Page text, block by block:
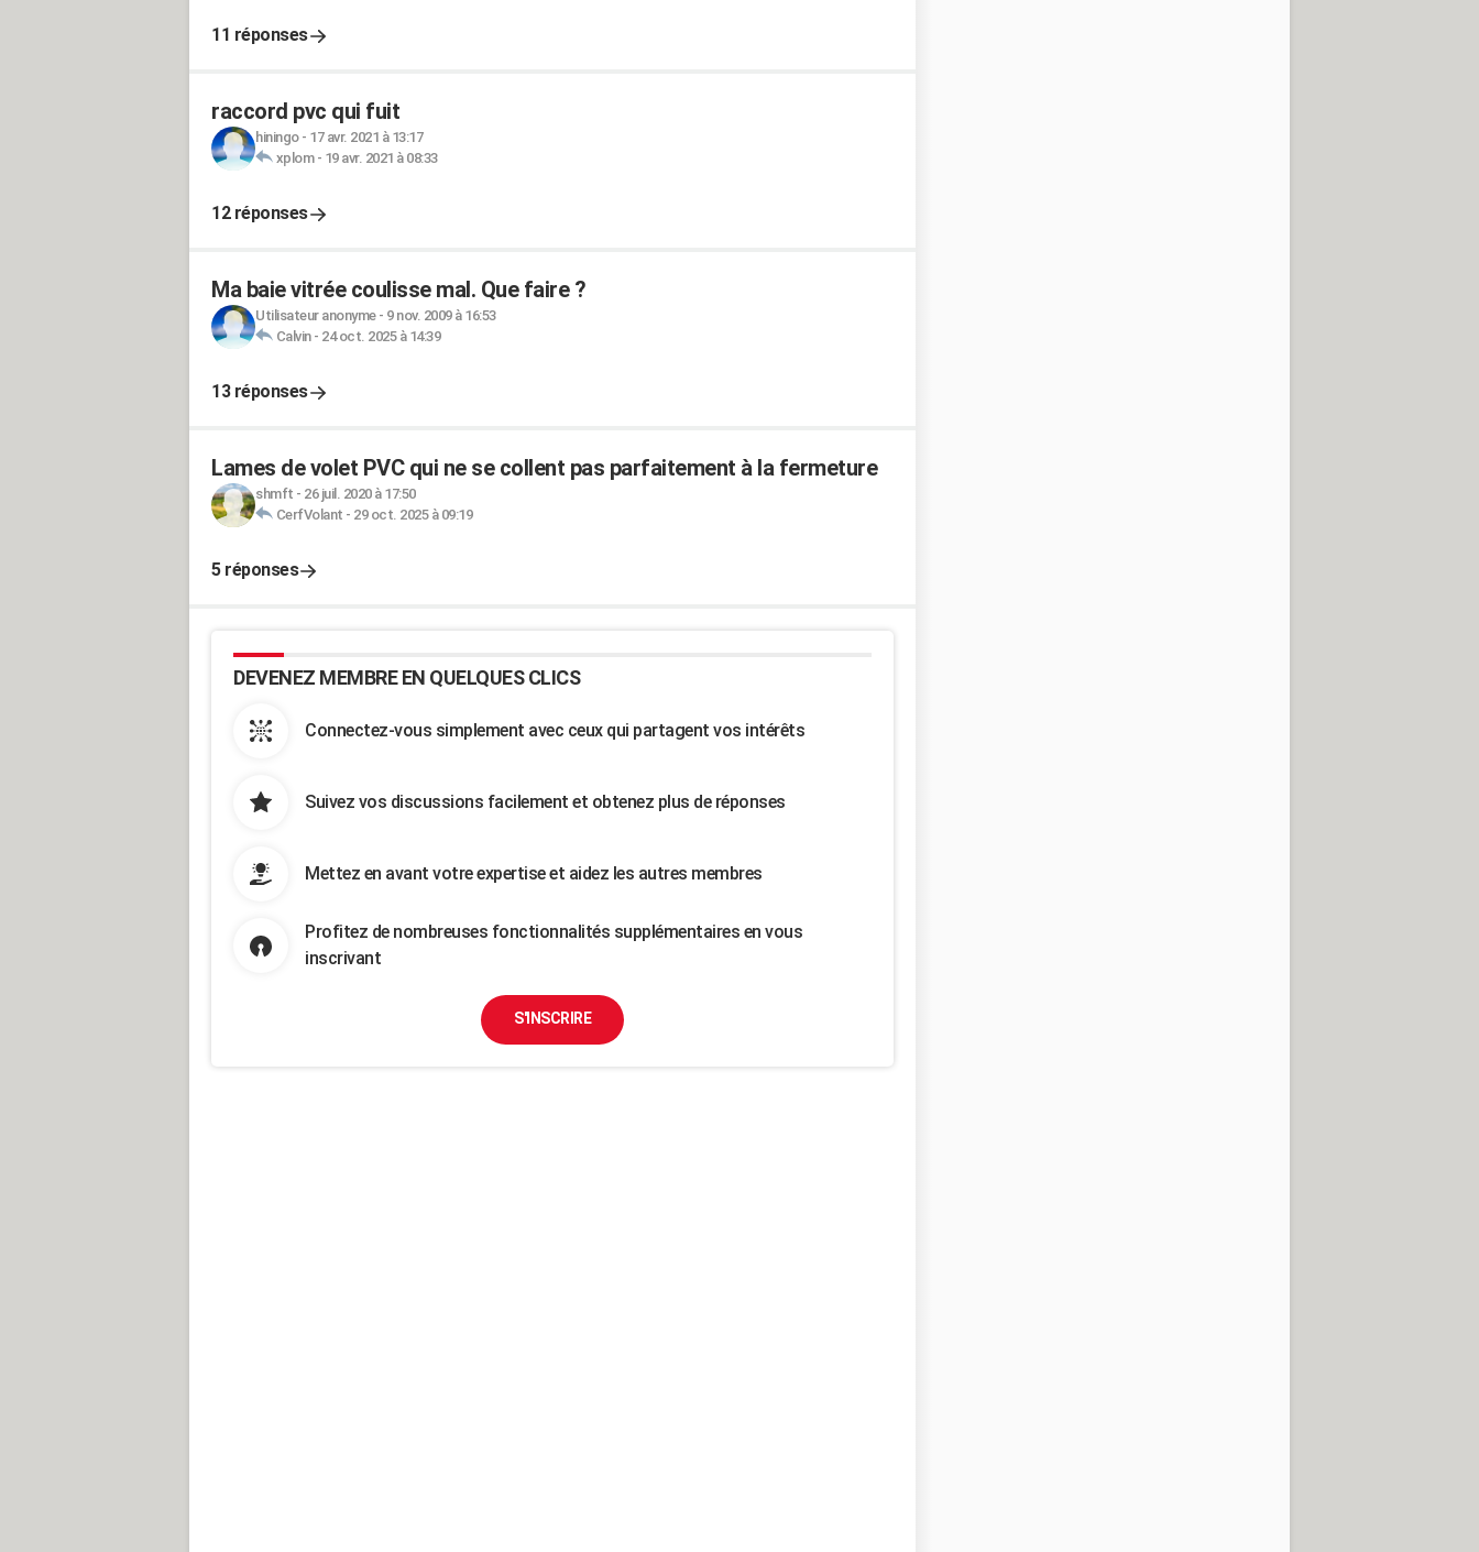
11 réponses
raccord pvc qui fuit
hiningo- 17 avr. 2021 à 13:17
xplom- 19 avr. 2021 à 08:33
12 réponses
Ma baie vitrée coulisse mal. Que faire ?
Utilisateur anonyme- 9 nov. 2009 à 16:53
Calvin- 24 oct. 2025 à 14:39
13 réponses
Lames de volet PVC qui ne se collent pas parfaitement à la fermeture
shmft - 26 juil. 2020 à 17:50
CerfVolant - 29 oct. 2025 à 09:19
5 réponses
DEVENEZ MEMBRE EN QUELQUES CLICS
Connectez-vous simplement avec ceux qui partagent vos intérêts
Suivez vos discussions facilement et obtenez plus de réponses
Mettez en avant votre expertise et aidez les autres membres
Profitez de nombreuses fonctionnalités supplémentaires en vous
inscrivant
S'INSCRIRE